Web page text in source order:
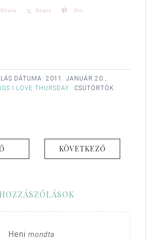
Share Share Pin
DÁTUMA: 2011. JANUÁR 20.,
CSÜTÖRTÖK
I LOVE THURSDAY
KÖVETKEZŐ
HOZZÁSZÓLÁSOK
Heni mondta